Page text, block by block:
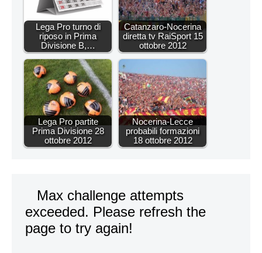
Lega Pro turno di
riposo in Prima
Divisione B,…
Catanzaro-Nocerina
diretta tv RaiSport 15
ottobre 2012
Lega Pro partite
Prima Divisione 28
ottobre 2012
Nocerina-Lecce
probabili formazioni
18 ottobre 2012